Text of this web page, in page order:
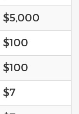
$5,000
$100
$100
$7